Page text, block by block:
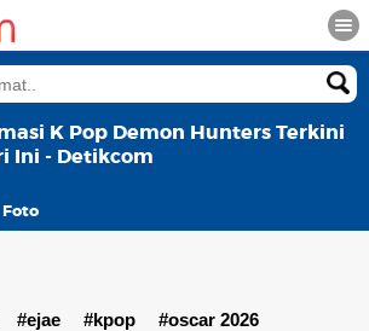
K Pop Demon Hunters Terkini
Ini - Detikcom
Foto
#ejae #kpop
#oscar 2026